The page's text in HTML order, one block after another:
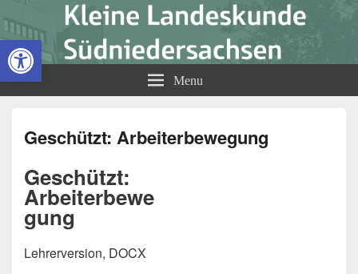
Open toolbar
Kleine Landeskunde
Südniedersachsen
Menu
Geschützt: Arbeiterbewegung
Geschützt:
Arbeiterbewe
gung
Lehrerversion, DOCX